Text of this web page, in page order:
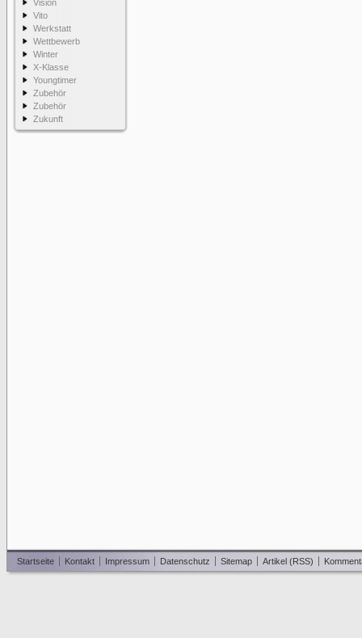
Vision
Vito
Werkstatt
Wettbewerb
Winter
X-Klasse
Youngtimer
Zubehör
Zubehör
Zukunft
Startseite Kontakt Impressum Datenschutz Sitemap Artikel (RSS)